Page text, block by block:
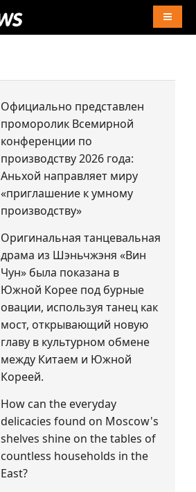
Официально представлен
проморолик Всемирной
конференции по
производству 2026 года:
Аньхой направляет миру
«приглашение к умному
производству»
Оригинальная танцевальная
драма из Шэньчжэня «Вин
Чун» была показана в
Южной Корее под бурные
овации, используя танец как
мост, открывающий новую
главу в культурном обмене
между Китаем и Южной
Кореей.
How can the everyday
delicacies found on Moscow's
shelves shine on the tables of
countless households in the
East?